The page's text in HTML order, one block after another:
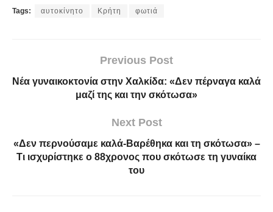
Tags: αυτοκίνητο Κρήτη φωτιά
Previous Post
Νέα γυναικοκτονία στην Χαλκίδα: «Δεν πέρναγα καλά
μαζί της και την σκότωσα»
Next Post
«Δεν περνούσαμε καλά-Βαρέθηκα και τη σκότωσα» –
Τι ισχυρίστηκε ο 88χρονος που σκότωσε τη γυναίκα
του